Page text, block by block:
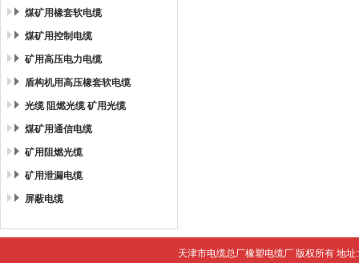
煤矿用橡套软电缆
煤矿用控制电缆
矿用高压电力电缆
盾构机用高压橡套软电缆
光缆 阻燃光缆 矿用光缆
煤矿用通信电缆
矿用阻燃光缆
矿用泄漏电缆
屏蔽电缆
天津市电缆总厂橡塑电缆厂 版权所有 地